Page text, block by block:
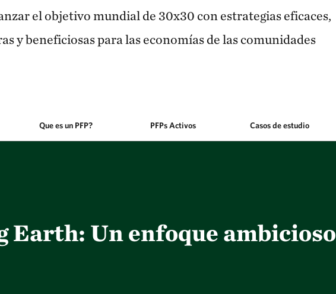
el objetivo mundial de 30x30 con estrategias eficaces,
y beneficiosas para las economías de las comunidades
Que es un PFP? PFPs Activos Casos de estudio
Earth: Un enfoque ambicioso